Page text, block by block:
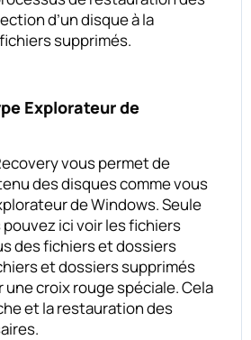
d’un disque à la
supprimés.
Explorateur de
vous permet de
des disques comme vous
de Windows. Seule
ici voir les fichiers
des fichiers et dossiers
et dossiers supprimés
croix rouge spéciale. Cela
et la restauration des